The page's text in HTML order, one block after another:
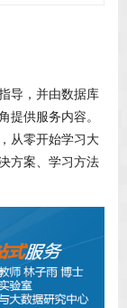
导，并由数据库
提供服务内容。
从零开始学习大
方案、学习方法